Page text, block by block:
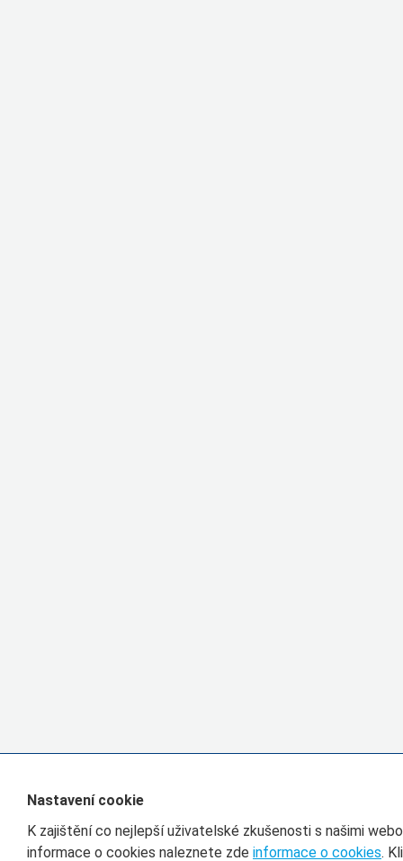
Nastavení cookie
K zajištění co nejlepší uživatelské zkušenosti s našimi
informace o cookies naleznete zde informace o cookies.